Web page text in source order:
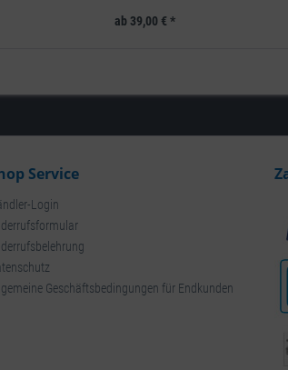
ab 39,00 € *
Service
Login
Geschäftsbedingungen für Endkunden